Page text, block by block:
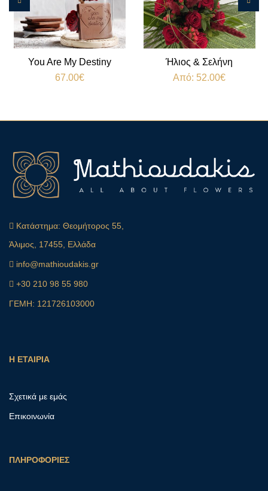
You Are My Destiny
67.00€
Ήλιος & Σελήνη
Από: 52.00€
Κατάστημα: Θεομήτορος 55,
Άλιμος, 17455, Ελλάδα
info@mathioudakis.gr
+30 210 98 55 980
ΓΕΜΗ: 121726103000
Η ΕΤΑΙΡΙΑ
Σχετικά με εμάς
Επικοινωνία
ΠΛΗΡΟΦΟΡΙΕΣ